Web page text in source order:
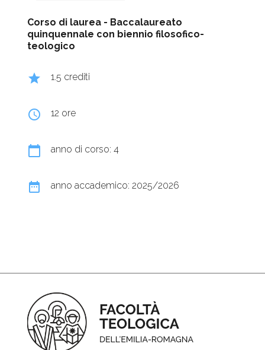
Corso di laurea - Baccalaureato
quinquennale con biennio filosofico-
teologico
grade 1.5 crediti
query_builder 12 ore
calendar_today anno di corso: 4
date_range anno accademico: 2025/2026